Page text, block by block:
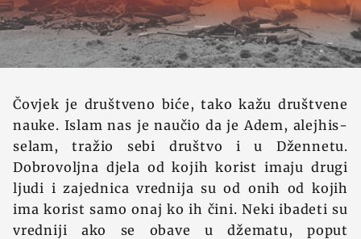
Čovjek je društveno biće, tako kažu društvene
nauke. Islam nas je naučio da je Adem, alejhis-
selam, tražio sebi društvo i u Džennetu.
Dobrovoljna djela od kojih korist imaju drugi
ljudi i zajednica vrednija su od onih od kojih
ima korist samo onaj ko ih čini. Neki ibadeti su
vredniji ako se obave u džematu, poput